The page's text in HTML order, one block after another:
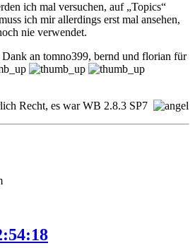
ich mal versuchen, auf „Topics“
ich mir allerdings erst mal ansehen,
nie verwendet.
an tomno399, bernd und florian für
Recht, es war WB 2.8.3 SP7